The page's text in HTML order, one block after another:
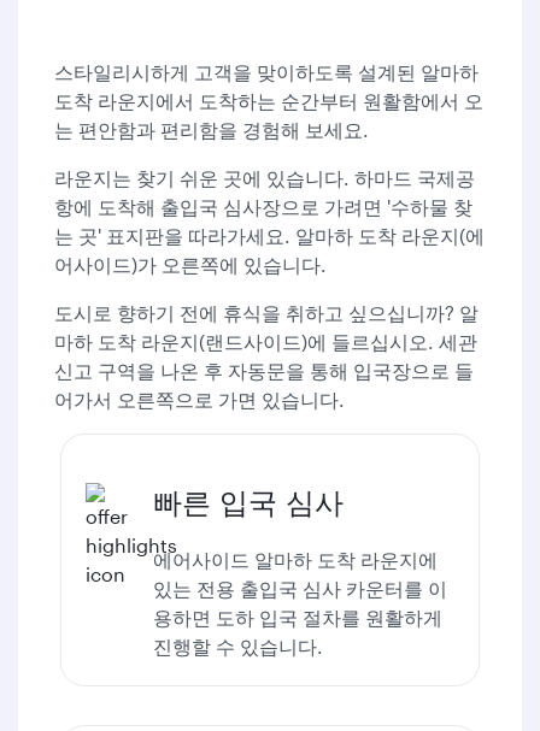
스타일리시하게 고객을 맞이하도록 설계된 알마하
도착 라운지에서 도착하는 순간부터 원활함에서 오
는 편안함과 편리함을 경험해 보세요.
라운지는 찾기 쉬운 곳에 있습니다. 하마드 국제공
항에 도착해 출입국 심사장으로 가려면 '수하물 찾
는 곳' 표지판을 따라가세요. 알마하 도착 라운지(에
어사이드)가 오른쪽에 있습니다.
도시로 향하기 전에 휴식을 취하고 싶으십니까? 알
마하 도착 라운지(랜드사이드)에 들르십시오. 세관
신고 구역을 나온 후 자동문을 통해 입국장으로 들
어가서 오른쪽으로 가면 있습니다.
빠른 입국 심사
에어사이드 알마하 도착 라운지에
있는 전용 출입국 심사 카운터를 이
용하면 도하 입국 절차를 원활하게
진행할 수 있습니다.